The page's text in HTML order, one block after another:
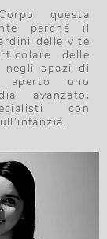
questa
perché il
delle vite
delle
negli spazi di
aperto uno
avanzato,
con